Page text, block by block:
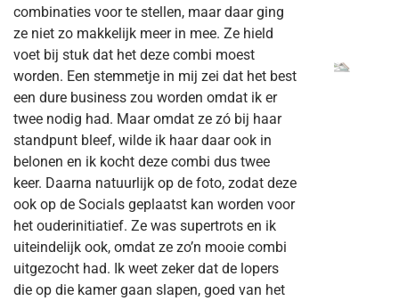
combinaties voor te stellen, maar daar ging
ze niet zo makkelijk meer in mee. Ze hield
voet bij stuk dat het deze combi moest
worden. Een stemmetje in mij zei dat het best
een dure business zou worden omdat ik er
twee nodig had. Maar omdat ze zó bij haar
standpunt bleef, wilde ik haar daar ook in
belonen en ik kocht deze combi dus twee
keer. Daarna natuurlijk op de foto, zodat deze
ook op de Socials geplaatst kan worden voor
het ouderinitiatief. Ze was supertrots en ik
uiteindelijk ook, omdat ze zo’n mooie combi
uitgezocht had. Ik weet zeker dat de lopers
die op die kamer gaan slapen, goed van het